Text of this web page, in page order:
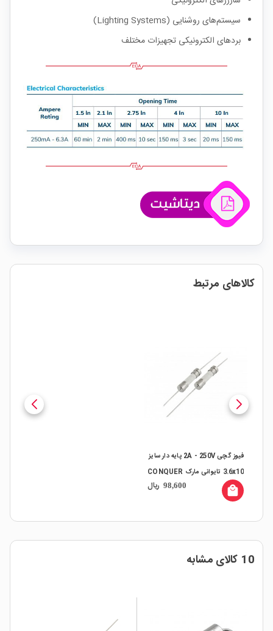
سیستم‌های روشنایی (Lighting Systems)
بردهای الکترونیکی تجهیزات مختلف
کالاهای مرتبط
فیوز گچی 2A - 250V پایه دار سایز
3.6x10 تایوانی مارک CONQUER
98,600 ریال local_mall
10 کالای مشابه